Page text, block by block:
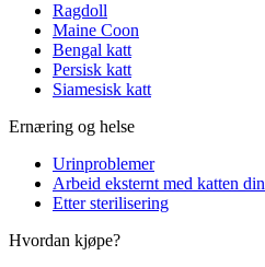
Ragdoll
Maine Coon
Bengal katt
Persisk katt
Siamesisk katt
Ernæring og helse
Urinproblemer
Arbeid eksternt med katten din
Etter sterilisering
Hvordan kjøpe?